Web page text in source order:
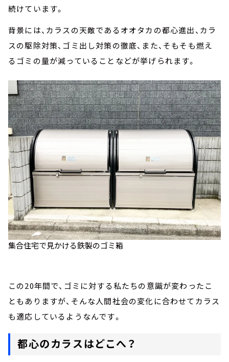
続けています。
背景には、カラスの天敵であるオオタカの都心進出、カラ
スの駆除対策、ゴミ出し対策の徹底、また、そもそも燃え
るゴミの量が減っていることなどが挙げられます。
集合住宅で見かける鉄製のゴミ箱
この20年間で、ゴミに対する私たちの意識が変わったこ
ともありますが、そんな人間社会の変化に合わせてカラス
も適応しているようなんです。
都心のカラスはどこへ？